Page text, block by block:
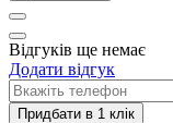
Відгуків ще немає
Додати відгук